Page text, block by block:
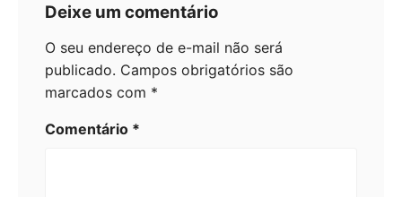
Deixe um comentário
O seu endereço de e-mail não será
publicado. Campos obrigatórios são
marcados com *
Comentário *